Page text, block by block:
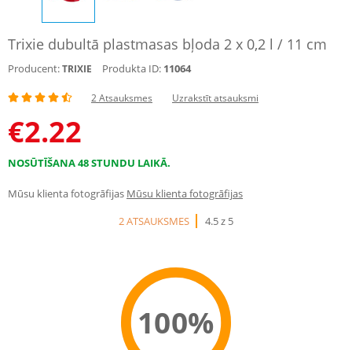
Trixie dubultā plastmasas bļoda 2 x 0,2 l / 11 cm
Producent:TRIXIE Produkta ID: 11064
2 Atsauksmes Uzrakstīt atsauksmi
€2.22
NOSŪTĪŠANA 48 STUNDU LAIKĀ.
Mūsu klienta fotogrāfijas Mūsu klienta fotogrāfijas
2 ATSAUKSMES
4.5 z 5
100%